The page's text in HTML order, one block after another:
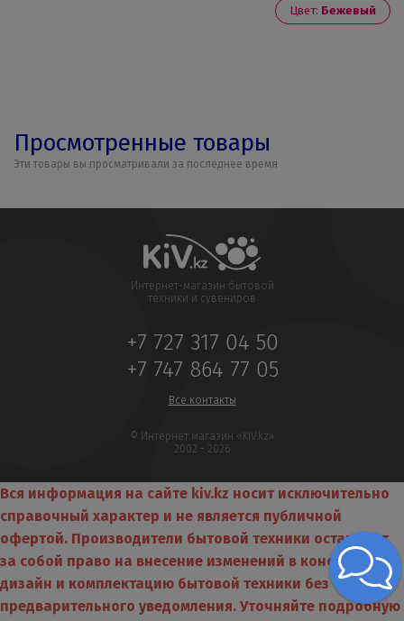
Цвет: Бежевый
Просмотренные товары
Эти товары вы просматривали за последнее время
Интернет-магазин бытовой
техники и сувениров
+7 727 317 04 50
+7 747 864 77 05
Все контакты
© Интернет магазин «KIV.kz»
2002 - 2026
Вся информация на сайте kiv.kz носит исключительно
справочный характер и не является публичной
офертой. Производители бытовой техники оставляют
за собой право на внесение изменений в конструкцию,
дизайн и комплектацию бытовой техники без
предварительного уведомления. Уточняйте подробную